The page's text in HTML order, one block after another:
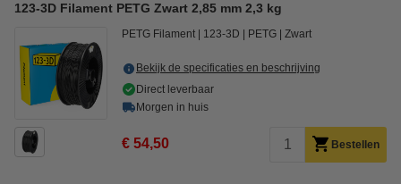
123-3D Filament PETG Zwart 2,85 mm 2,3 kg
PETG Filament 123-3D PETG Zwart
Bekijk de specificaties en beschrijving
Direct leverbaar
Morgen in huis
€ 54,50 Bestellen